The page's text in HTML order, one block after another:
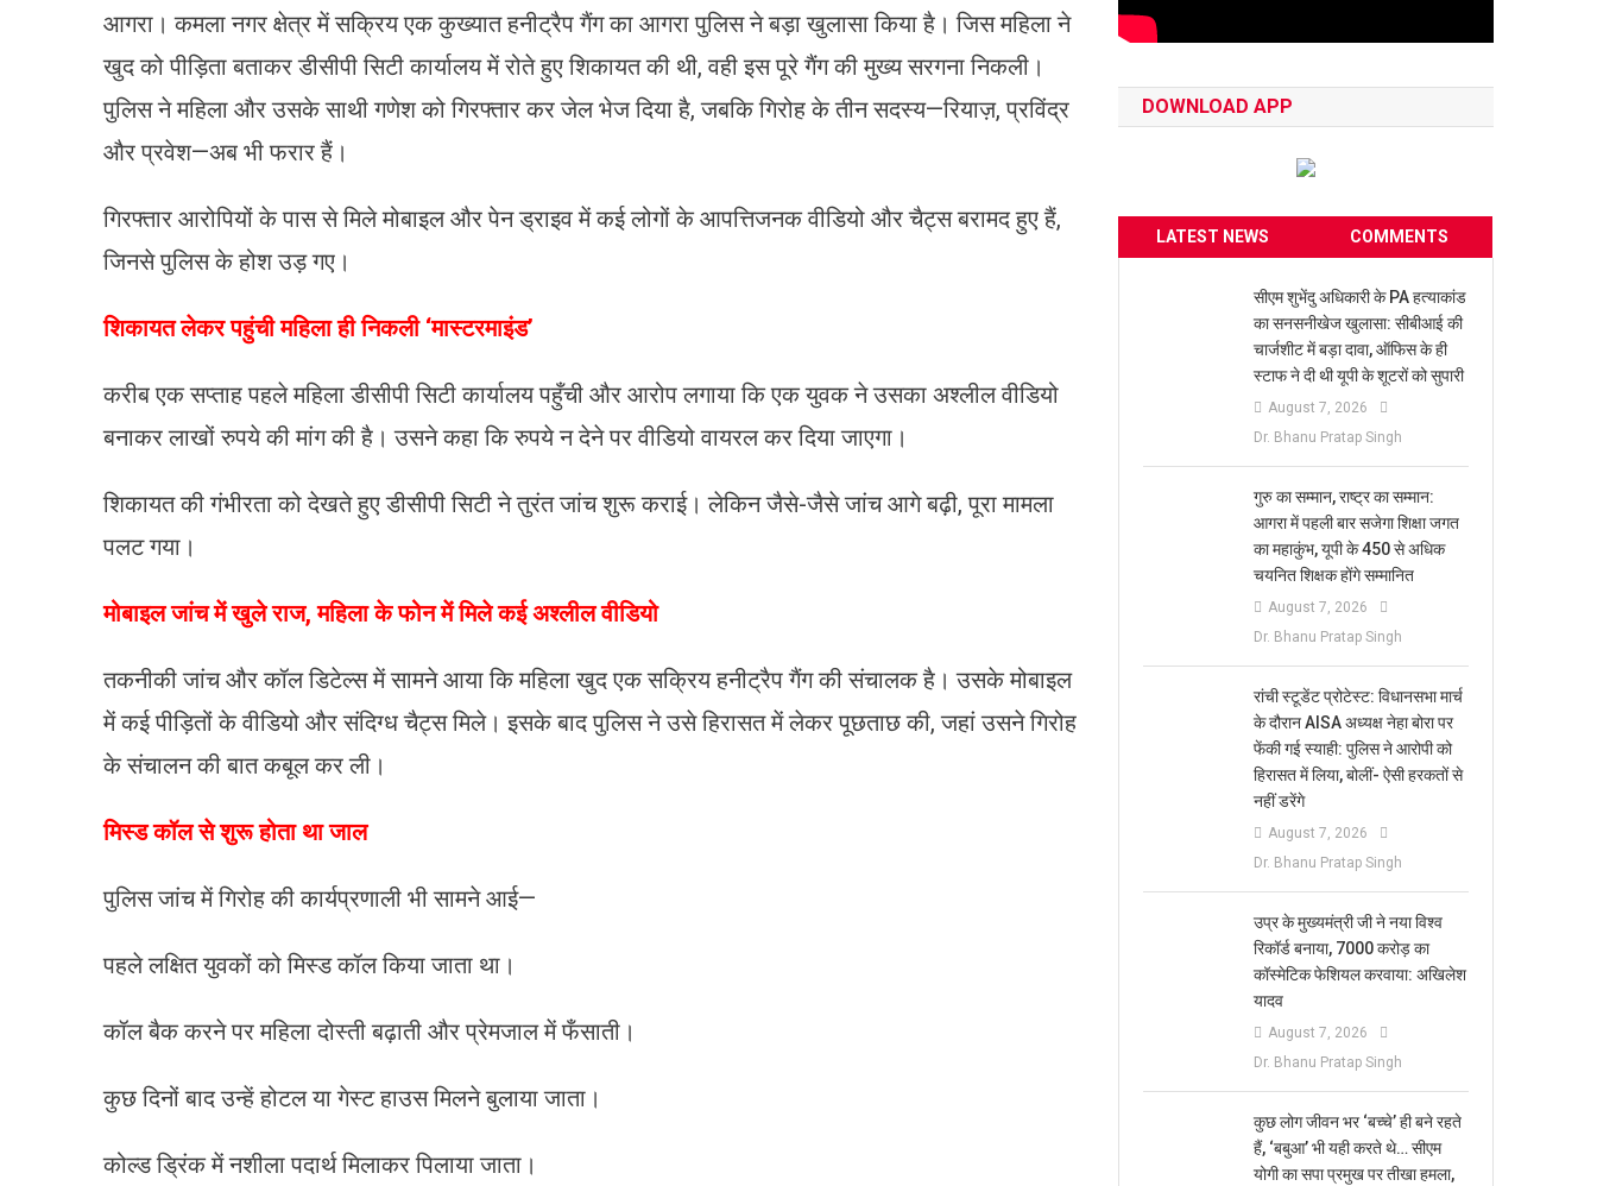
आगरा। कमला नगर क्षेत्र में सक्रिय एक कुख्यात हनीट्रैप गैंग का आगरा पुलिस ने बड़ा खुलासा किया है। जिस महिला ने
खुद को पीड़िता बताकर डीसीपी सिटी कार्यालय में रोते हुए शिकायत की थी, वही इस पूरे गैंग की मुख्य सरगना निकली।
पुलिस ने महिला और उसके साथी गणेश को गिरफ्तार कर जेल भेज दिया है, जबकि गिरोह के तीन सदस्य—रियाज़, प्रविंद्र
और प्रवेश—अब भी फरार हैं।
गिरफ्तार आरोपियों के पास से मिले मोबाइल और पेन ड्राइव में कई लोगों के आपत्तिजनक वीडियो और चैट्स बरामद हुए हैं,
जिनसे पुलिस के होश उड़ गए।
शिकायत लेकर पहुंची महिला ही निकली ‘मास्टरमाइंड’
करीब एक सप्ताह पहले महिला डीसीपी सिटी कार्यालय पहुँची और आरोप लगाया कि एक युवक ने उसका अश्लील वीडियो
बनाकर लाखों रुपये की मांग की है। उसने कहा कि रुपये न देने पर वीडियो वायरल कर दिया जाएगा।
शिकायत की गंभीरता को देखते हुए डीसीपी सिटी ने तुरंत जांच शुरू कराई। लेकिन जैसे-जैसे जांच आगे बढ़ी, पूरा मामला
पलट गया।
मोबाइल जांच में खुले राज, महिला के फोन में मिले कई अश्लील वीडियो
तकनीकी जांच और कॉल डिटेल्स में सामने आया कि महिला खुद एक सक्रिय हनीट्रैप गैंग की संचालक है। उसके मोबाइल
में कई पीड़ितों के वीडियो और संदिग्ध चैट्स मिले। इसके बाद पुलिस ने उसे हिरासत में लेकर पूछताछ की, जहां उसने गिरोह
के संचालन की बात कबूल कर ली।
मिस्ड कॉल से शुरू होता था जाल
पुलिस जांच में गिरोह की कार्यप्रणाली भी सामने आई—
पहले लक्षित युवकों को मिस्ड कॉल किया जाता था।
कॉल बैक करने पर महिला दोस्ती बढ़ाती और प्रेमजाल में फँसाती।
कुछ दिनों बाद उन्हें होटल या गेस्ट हाउस मिलने बुलाया जाता।
कोल्ड ड्रिंक में नशीला पदार्थ मिलाकर पिलाया जाता।
DOWNLOAD APP
LATEST NEWS COMMENTS
सीएम शुभेंदु अधिकारी के PA हत्याकांड
का सनसनीखेज खुलासा: सीबीआई की
चार्जशीट में बड़ा दावा, ऑफिस के ही
स्टाफ ने दी थी यूपी के शूटरों को सुपारी
August 7, 2026
Dr. Bhanu Pratap Singh
​गुरु का सम्मान, राष्ट्र का सम्मान:
आगरा में पहली बार सजेगा शिक्षा जगत
का महाकुंभ, यूपी के 450 से अधिक
चयनित शिक्षक होंगे सम्मानित
August 7, 2026
Dr. Bhanu Pratap Singh
रांची स्टूडेंट प्रोटेस्ट: विधानसभा मार्च
के दौरान AISA अध्यक्ष नेहा बोरा पर
फेंकी गई स्याही: पुलिस ने आरोपी को
हिरासत में लिया, बोलीं- ऐसी हरकतों से
नहीं डरेंगे
August 7, 2026
Dr. Bhanu Pratap Singh
उप्र के मुख्यमंत्री जी ने नया विश्व
रिकॉर्ड बनाया, 7000 करोड़ का
कॉस्मेटिक फेशियल करवाया: अखिलेश
यादव
August 7, 2026
Dr. Bhanu Pratap Singh
कुछ लोग जीवन भर ‘बच्चे’ ही बने रहते
हैं, ‘बबुआ’ भी यही करते थे… सीएम
योगी का सपा प्रमुख पर तीखा हमला,